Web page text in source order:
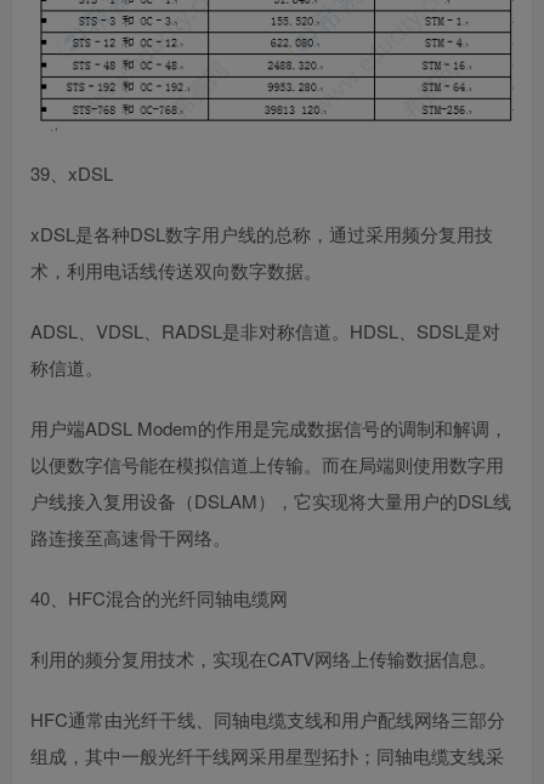
39、xDSL
xDSL是各种DSL数字用户线的总称，通过采用频分复用技
术，利用电话线传送双向数字数据。
ADSL、VDSL、RADSL是非对称信道。HDSL、SDSL是对
称信道。
用户端ADSL Modem的作用是完成数据信号的调制和解调，
以便数字信号能在模拟信道上传输。而在局端则使用数字用
户线接入复用设备（DSLAM），它实现将大量用户的DSL线
路连接至高速骨干网络。
40、HFC混合的光纤同轴电缆网
利用的频分复用技术，实现在CATV网络上传输数据信息。
HFC通常由光纤干线、同轴电缆支线和用户配线网络三部分
组成，其中一般光纤干线网采用星型拓扑；同轴电缆支线采